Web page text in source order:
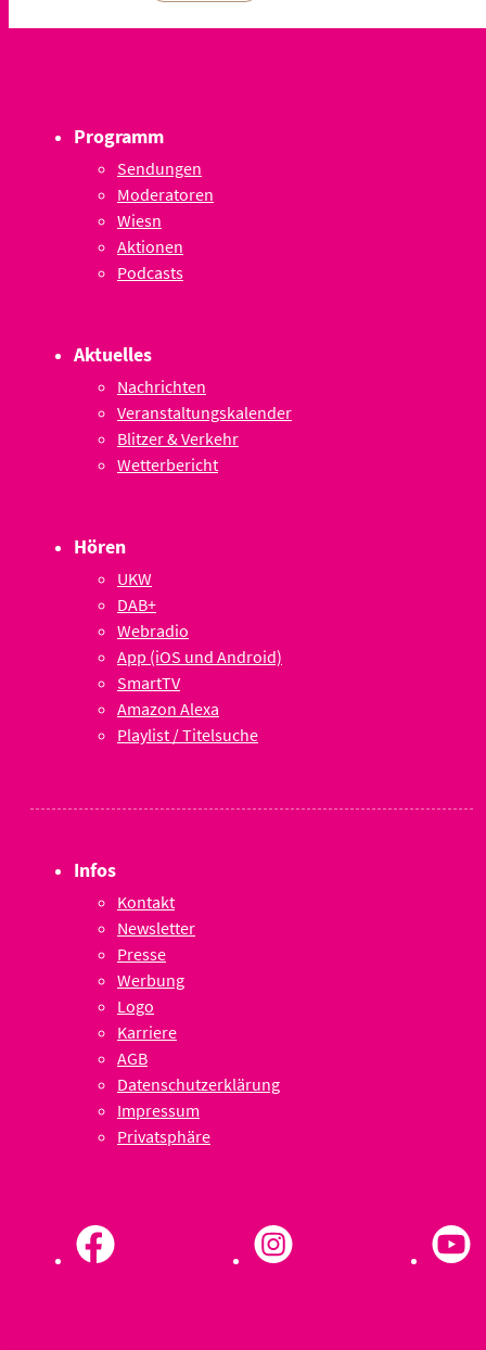
Programm
Sendungen
Moderatoren
Wiesn
Aktionen
Podcasts
Aktuelles
Nachrichten
Veranstaltungskalender
Blitzer & Verkehr
Wetterbericht
Hören
UKW
DAB+
Webradio
App (iOS und Android)
SmartTV
Amazon Alexa
Playlist / Titelsuche
Infos
Kontakt
Newsletter
Presse
Werbung
Logo
Karriere
AGB
Datenschutzerklärung
Impressum
Privatsphäre